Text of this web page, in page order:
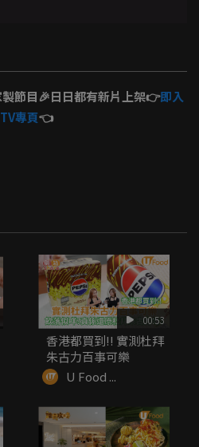
節目🎉日日都有新片上架👉即入
專頁👈
00:53
香港都買到!! 實測杜拜
朱古力百事可樂
U Food ...